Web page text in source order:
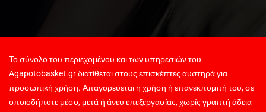
Το σύνολο του περιεχομένου και των υπηρεσιών του
Agapotobasket.gr διατίθεται στους επισκέπτες αυστηρά για
προσωπική χρήση. Απαγορεύεται η χρήση ή επανεκπομπή του, σε
οποιοδήποτε μέσο, μετά ή άνευ επεξεργασίας, χωρίς γραπτή άδεια